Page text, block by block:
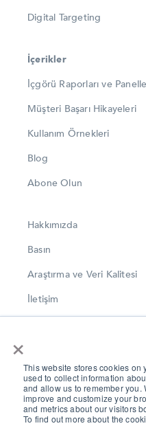
×
This website stores cookies on
used to collect information
and allow us to remember you.
improve and customize your
and metrics about our visitors
To find out more about the
Digital Targeting
İçerikler
İçgörü Raporları ve
Müşteri Başarı Hikayeleri
Kullanım Örnekleri
Blog
Abone Olun
Hakkımızda
Basın
Araştırma ve Veri Kalitesi
İletişim
Twitter
Gizlilik ve Veri Koruma